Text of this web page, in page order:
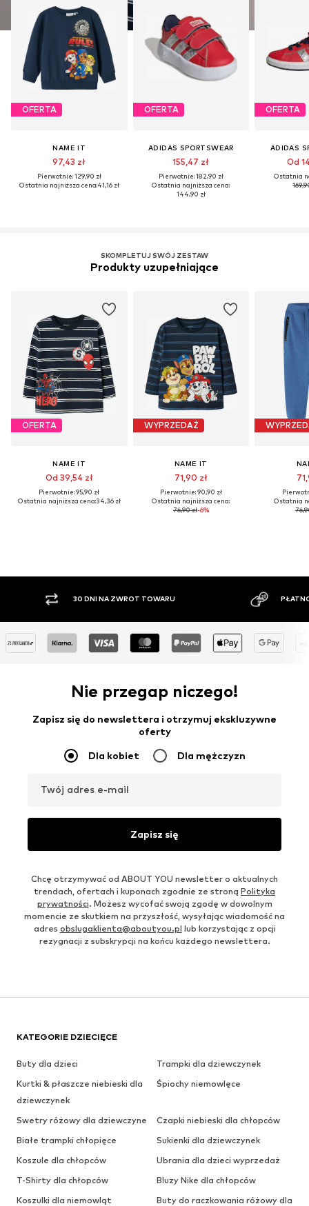
OFERTA
NAME IT
97,43 zł
Pierwotnie: 129,90 zł
Ostatnia najniższa cena:41,16 zł
OFERTA
ADIDAS SPORTSWEAR
155,47 zł
Pierwotnie: 182,90 zł
Ostatnia najniższa cena:
144,90 zł
OFERTA
ADIDAS
Od
Ostatnia
SKOMPLETUJ SWÓJ ZESTAW
Produkty uzupełniające
OFERTA
NAME IT
Od 39,54 zł
Pierwotnie: 95,90 zł
Ostatnia najniższa cena:34,36 zł
WYPRZEDAŻ
NAME IT
71,90 zł
Pierwotnie: 90,90 zł
Ostatnia najniższa cena:
76,90 zł-6%
Ostatnia
30 DNI NA ZWROT TOWARU
Nie przegap niczego!
Zapisz się do newslettera i otrzymuj ekskluzywne
oferty
Dla kobiet Dla mężczyzn
Twój adres e-mail
Zapisz się
Chcę otrzymywać od ABOUT YOU newsletter o aktualnych
trendach, ofertach i kuponach zgodnie ze stroną Polityka
prywatności. Możesz wycofać swoją zgodę w dowolnym
momencie ze skutkiem na przyszłość, wysyłając wiadomość na
adres obslugaklienta@aboutyou.pl lub korzystając z opcji
rezygnacji z subskrypcji na końcu każdego newslettera.
KATEGORIE DZIECIĘCE
Buty dla dzieci
Trampki dla dziewczynek
Kurtki & płaszcze niebieski dla
dziewczynek
Śpiochy niemowlęce
Swetry różowy dla dziewczyne
Czapki niebieski dla chłopców
Białe trampki chłopięce
Sukienki dla dziewczynek
Koszule dla chłopców
Ubrania dla dzieci wyprzedaż
T-Shirty dla chłopców
Bluzy Nike dla chłopców
Koszulki dla niemowląt
Buty do raczkowania różowy dla